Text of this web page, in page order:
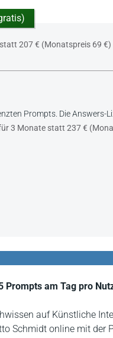
207 € (Monatspreis 69 €)
Prompts. Die Answers-
3 Monate statt 237 €
Prompts am Tag pro
auf Künstliche
Schmidt online mit der